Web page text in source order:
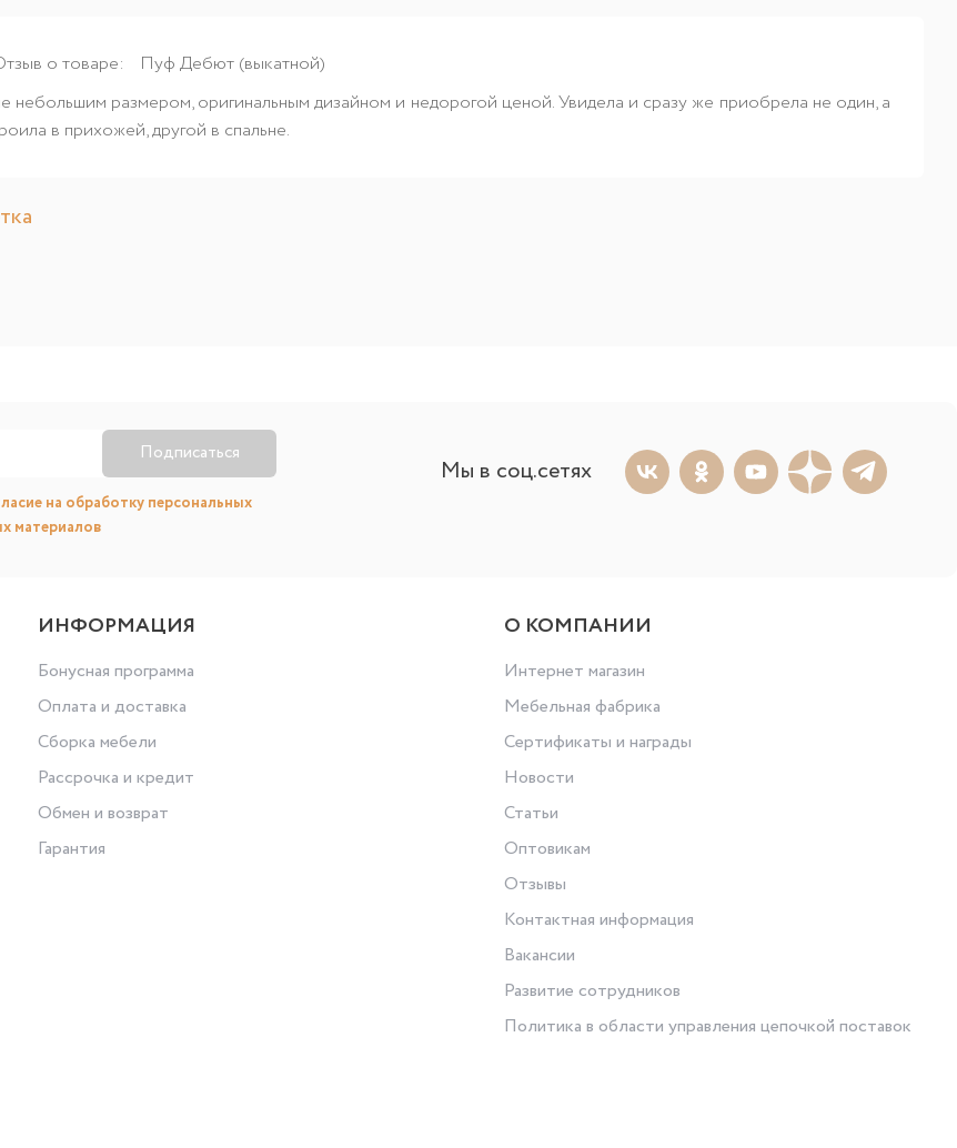
о товаре:
Пуф Дебют (выкатной)
небольшим размером, оригинальным дизайном и недорогой ценой. Увидела и сразу же приобрела не один, а
в прихожей, другой в спальне.
Подписаться
на обработку персональных
материалов
Мы в соц.сетях
ИНФОРМАЦИЯ
Бонусная программа
Оплата и доставка
Сборка мебели
Рассрочка и кредит
Обмен и возврат
Гарантия
О КОМПАНИИ
Интернет магазин
Мебельная фабрика
Сертификаты и награды
Новости
Статьи
Оптовикам
Отзывы
Контактная информация
Вакансии
Развитие сотрудников
Политика в области управления цепочкой поставок